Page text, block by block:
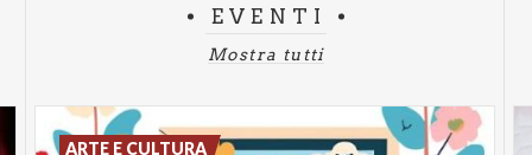
EVENTI
Mostra tutti
ARTE E CULTURA